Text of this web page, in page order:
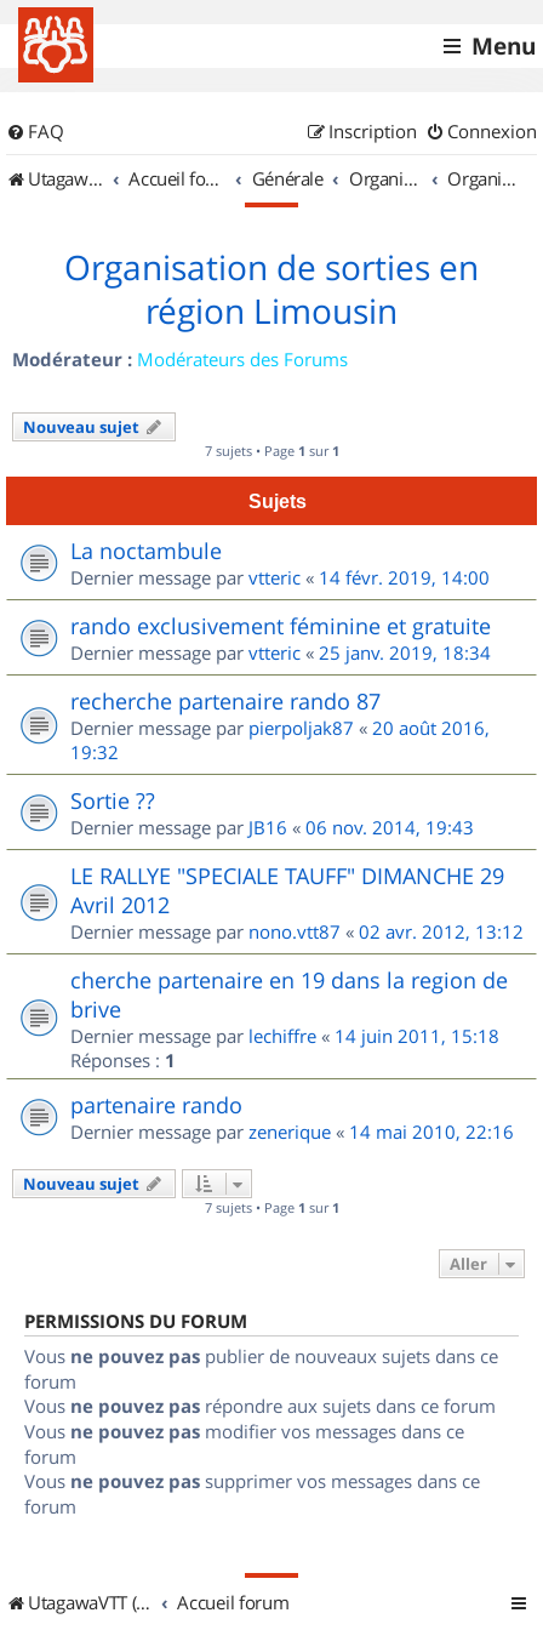
Menu
FAQ Connexion
Inscription
UtagawaVTT (Randos VTT et VTTAE avec traces GPS)
Accueil forum Générale Organisation de sorties & Recherche de partenaires Organisation de sorties en région Limousin
Organisation de sorties en
région Limousin
Modérateur : Modérateurs des Forums
Nouveau sujet
7 sujets • Page 1 sur 1
Sujets
La noctambule
Dernier message par vtteric « 14 févr. 2019, 14:00
rando exclusivement féminine et gratuite
Dernier message par vtteric « 25 janv. 2019, 18:34
recherche partenaire rando 87
Dernier message par pierpoljak87 « 20 août 2016,
19:32
Sortie ??
Dernier message par JB16 « 06 nov. 2014, 19:43
LE RALLYE "SPECIALE TAUFF" DIMANCHE 29
Avril 2012
Dernier message par nono.vtt87 « 02 avr. 2012, 13:12
cherche partenaire en 19 dans la region de
brive
Dernier message par lechiffre « 14 juin 2011, 15:18
Réponses : 1
partenaire rando
Dernier message par zenerique « 14 mai 2010, 22:16
Nouveau sujet
7 sujets • Page 1 sur 1
Aller
PERMISSIONS DU FORUM
Vous ne pouvez pas publier de nouveaux sujets dans ce
forum
Vous ne pouvez pas répondre aux sujets dans ce forum
Vous ne pouvez pas modifier vos messages dans ce
forum
Vous ne pouvez pas supprimer vos messages dans ce
forum
UtagawaVTT (Randos VTT et VTTAE avec traces GPS) Accueil forum